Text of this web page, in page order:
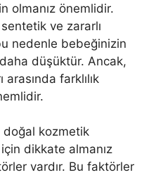
olmanız önemlidir.
ve zararlı
nedenle bebeğinizin
düşüktür. Ancak,
farklılık
doğal kozmetik
dikkate almanız
vardır. Bu faktörler